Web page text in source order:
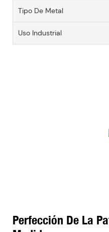
Tipo De Metal
Uso Industrial
Perfección De La